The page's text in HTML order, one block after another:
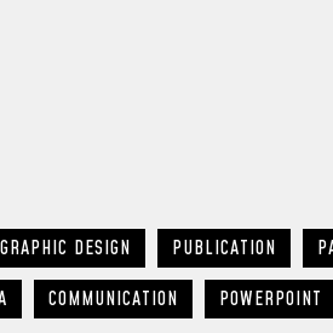
GRAPHIC DESIGN PUBLICATION
COMMUNICATION POWERPOINT